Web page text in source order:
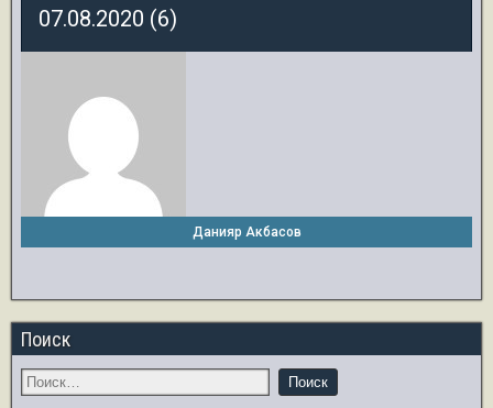
07.08.2020 (6)
Данияр Акбасов
Поиск